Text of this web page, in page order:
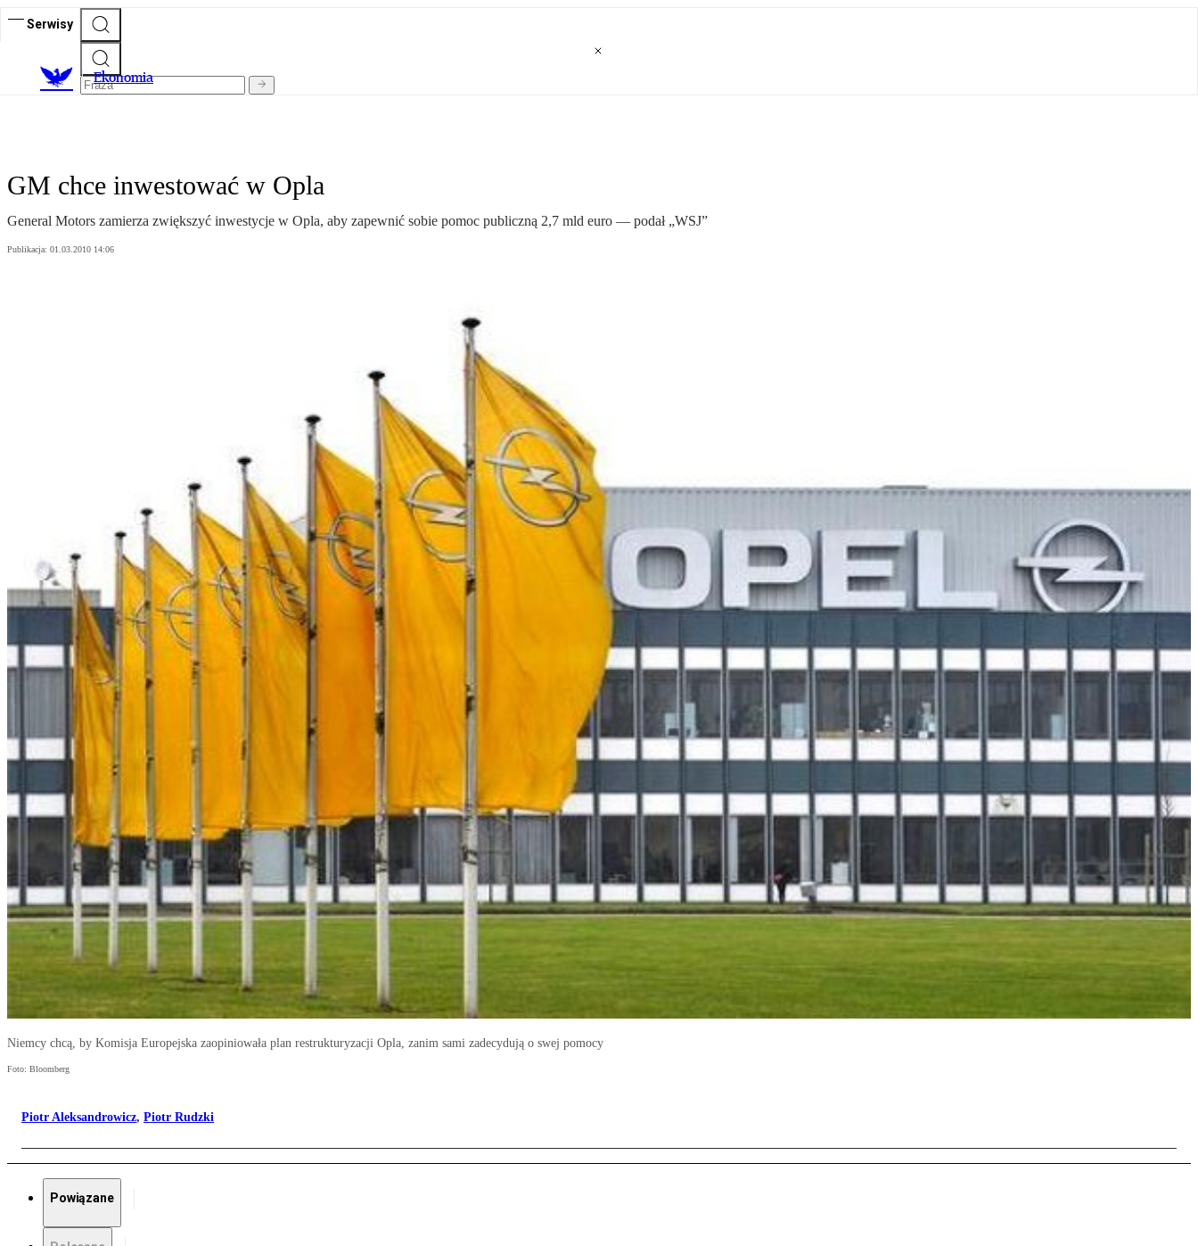
Serwisy
Ekonomia
GM chce inwestować w Opla
General Motors zamierza zwiększyć inwestycje w Opla, aby zapewnić sobie pomoc publiczną 2,7 mld euro — podał „WSJ”
Publikacja: 01.03.2010 14:06
Niemcy chcą, by Komisja Europejska zaopiniowała plan restrukturyzacji Opla, zanim sami zadecydują o swej pomocy
Foto: Bloomberg
Piotr Aleksandrowicz, Piotr Rudzki
Powiązane